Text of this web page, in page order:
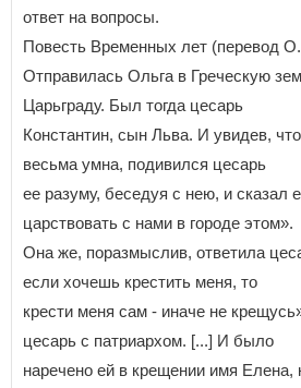
ответ на вопросы.
Повесть Временных лет (перевод
Отправилась Ольга в Греческую
Царьграду. Был тогда цесарь
Константин, сын Льва. И увидев,
весьма умна, подивился цесарь
ее разуму, беседуя с нею, и сказал
царствовать с нами в городе этом».
Она же, поразмыслив, ответила
если хочешь крестить меня, то
крести меня сам - иначе не
цесарь с патриархом. [...] И было
наречено ей в крещении имя Елена,